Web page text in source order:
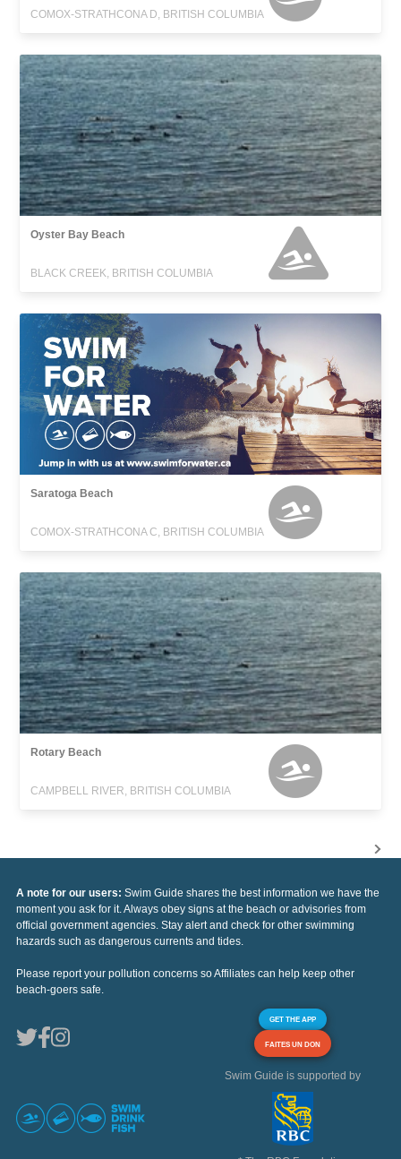
COMOX-STRATHCONA D, BRITISH COLUMBIA
Oyster Bay Beach
BLACK CREEK, BRITISH COLUMBIA
Saratoga Beach
COMOX-STRATHCONA C, BRITISH COLUMBIA
Rotary Beach
CAMPBELL RIVER, BRITISH COLUMBIA
A note for our users: Swim Guide shares the best information we have the
moment you ask for it. Always obey signs at the beach or advisories from
official government agencies. Stay alert and check for other swimming
hazards such as dangerous currents and tides.
Please report your pollution concerns so Affiliates can help keep other
beach-goers safe.
GET THE APP
FAITES UN DON
Swim Guide is supported by